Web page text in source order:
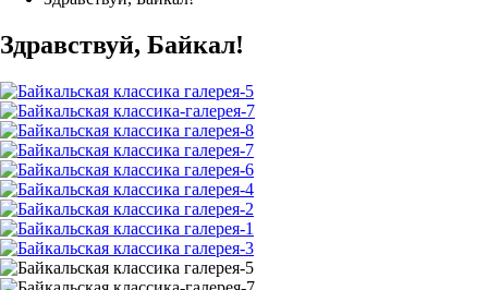
Здравствуй, Байкал!